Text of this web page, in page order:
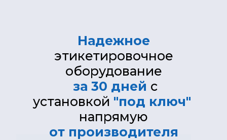
Надежное
этикетировочное
оборудование
за 30 дней с
установкой "под ключ"
напрямую
от производителя